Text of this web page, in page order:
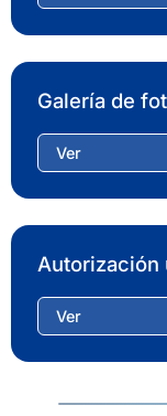
Galería de
Ver
Autorización
Ver